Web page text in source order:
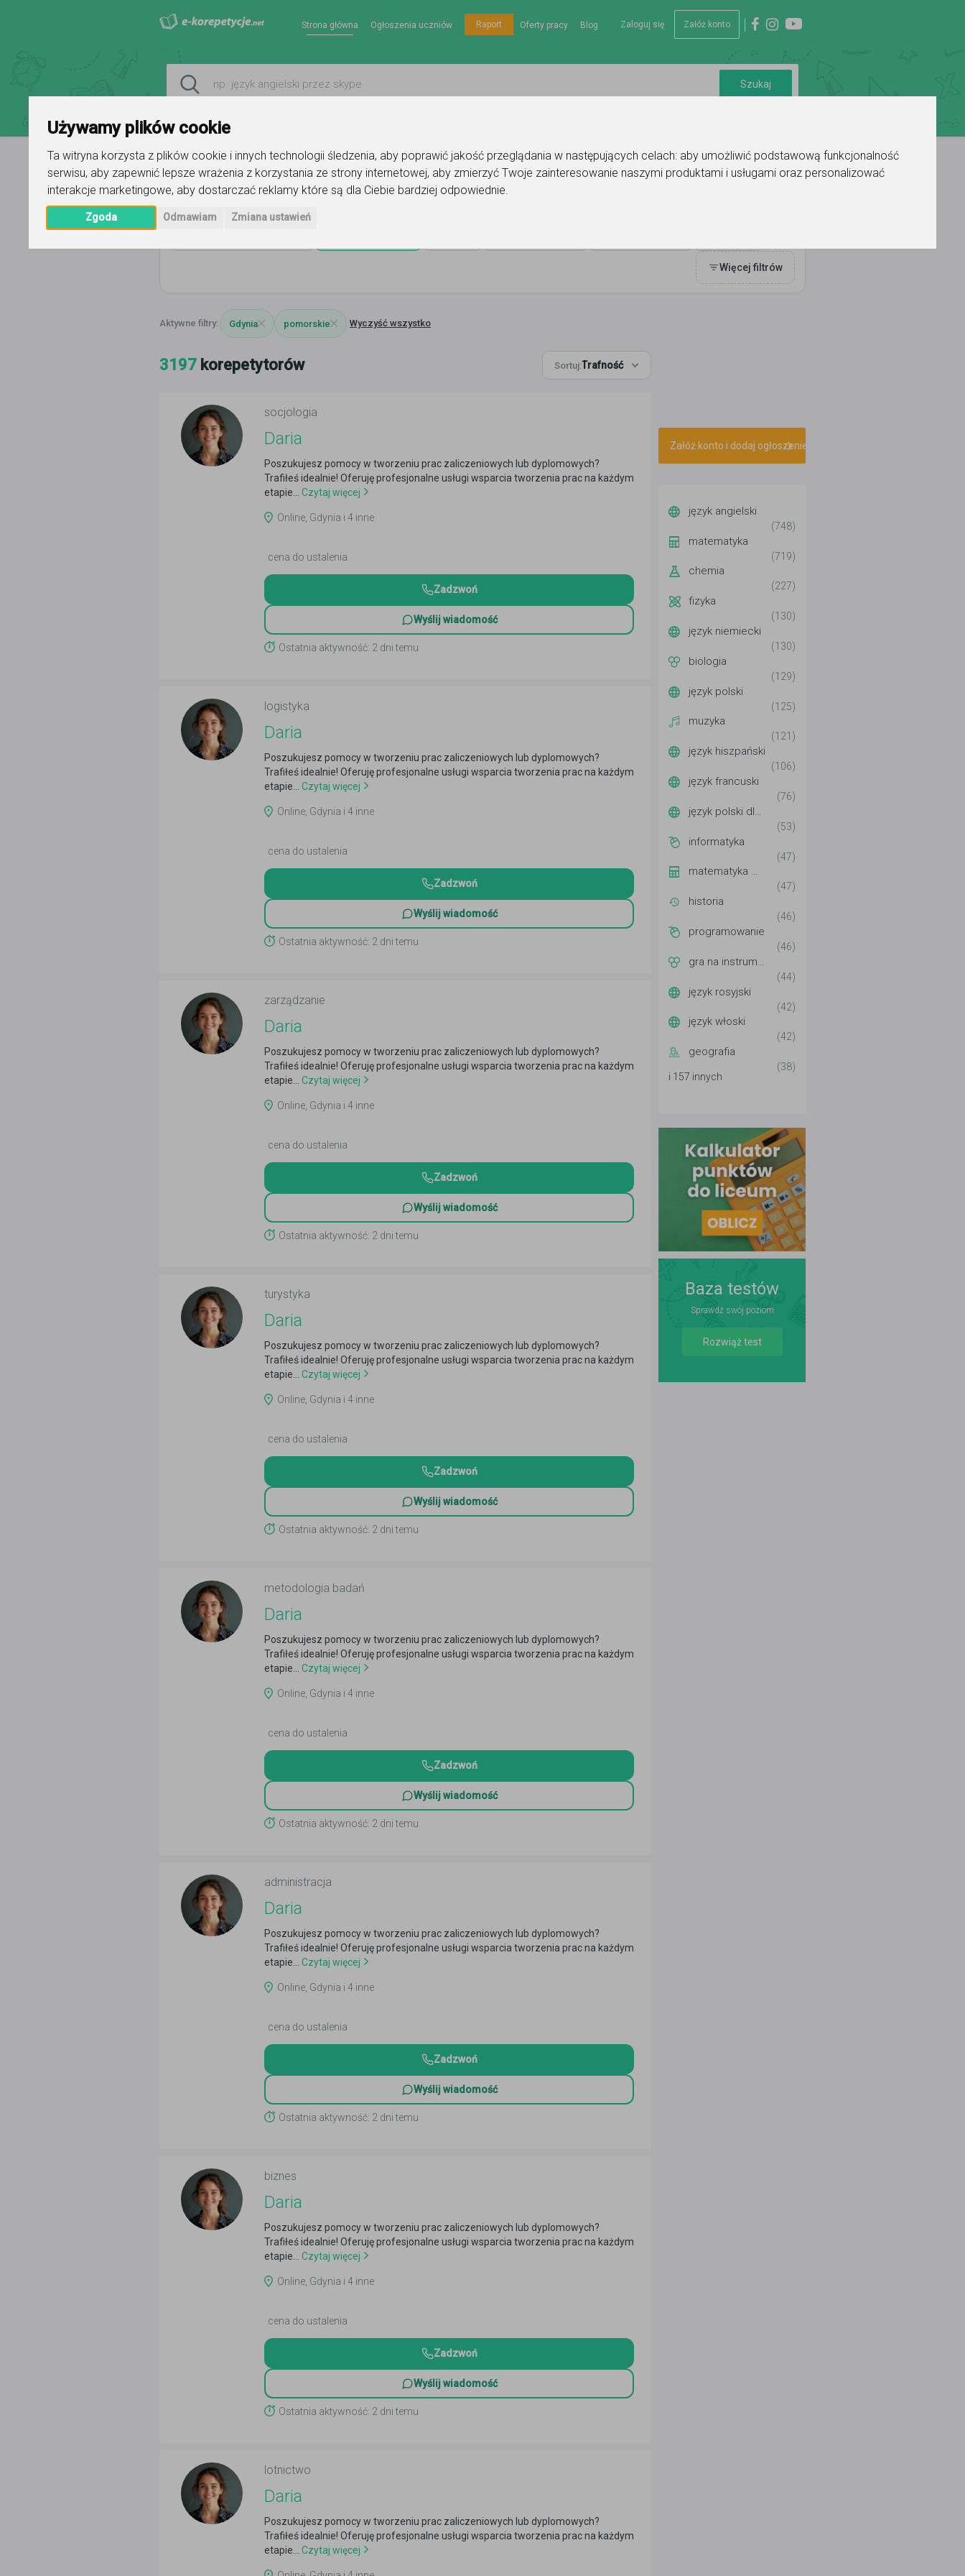
Używamy plików cookie
Ta witryna korzysta z plików cookie i innych technologii śledzenia, aby poprawić jakość przeglądania w następujących celach: aby umożliwić podstawową funkcjonalność
serwisu, aby zapewnić lepsze wrażenia z korzystania ze strony internetowej, aby zmierzyć Twoje zainteresowanie naszymi produktami i usługami oraz personalizować
interakcje marketingowe, aby dostarczać reklamy które są dla Ciebie bardziej odpowiednie.
Zgoda Odmawiam Zmiana ustawień
Zaloguj się Załóż konto
Strona główna Ogłoszenia uczniów Raport Oferty pracy Blog
Strona główna pomorskie Gdynia
Więcej filtrów
Gdynia pomorskie Wyczyść wszystko
3197 korepetytorów Sortuj:Trafność
socjologia
Daria
Poszukujesz pomocy w tworzeniu prac zaliczeniowych lub dyplomowych?
Trafiłeś idealnie! Oferuję profesjonalne usługi wsparcia tworzenia prac na każdym
etapie...
Czytaj więcej
Online, Gdynia i 4 inne
cena do ustalenia
Zadzwoń
Wyślij wiadomość
Ostatnia aktywność: 2 dni temu
logistyka
Daria
Poszukujesz pomocy w tworzeniu prac zaliczeniowych lub dyplomowych?
Trafiłeś idealnie! Oferuję profesjonalne usługi wsparcia tworzenia prac na każdym
etapie...
Czytaj więcej
Online, Gdynia i 4 inne
cena do ustalenia
Zadzwoń
Wyślij wiadomość
Ostatnia aktywność: 2 dni temu
zarządzanie
Daria
Poszukujesz pomocy w tworzeniu prac zaliczeniowych lub dyplomowych?
Trafiłeś idealnie! Oferuję profesjonalne usługi wsparcia tworzenia prac na każdym
etapie...
Czytaj więcej
Online, Gdynia i 4 inne
cena do ustalenia
Zadzwoń
Wyślij wiadomość
Ostatnia aktywność: 2 dni temu
turystyka
Daria
Poszukujesz pomocy w tworzeniu prac zaliczeniowych lub dyplomowych?
Trafiłeś idealnie! Oferuję profesjonalne usługi wsparcia tworzenia prac na każdym
etapie...
Czytaj więcej
Online, Gdynia i 4 inne
cena do ustalenia
Zadzwoń
Wyślij wiadomość
Ostatnia aktywność: 2 dni temu
metodologia badań
Daria
Poszukujesz pomocy w tworzeniu prac zaliczeniowych lub dyplomowych?
Trafiłeś idealnie! Oferuję profesjonalne usługi wsparcia tworzenia prac na każdym
etapie...
Czytaj więcej
Online, Gdynia i 4 inne
cena do ustalenia
Zadzwoń
Wyślij wiadomość
Ostatnia aktywność: 2 dni temu
administracja
Daria
Poszukujesz pomocy w tworzeniu prac zaliczeniowych lub dyplomowych?
Trafiłeś idealnie! Oferuję profesjonalne usługi wsparcia tworzenia prac na każdym
etapie...
Czytaj więcej
Online, Gdynia i 4 inne
cena do ustalenia
Zadzwoń
Wyślij wiadomość
Ostatnia aktywność: 2 dni temu
biznes
Daria
Poszukujesz pomocy w tworzeniu prac zaliczeniowych lub dyplomowych?
Trafiłeś idealnie! Oferuję profesjonalne usługi wsparcia tworzenia prac na każdym
etapie...
Czytaj więcej
Online, Gdynia i 4 inne
cena do ustalenia
Zadzwoń
Wyślij wiadomość
Ostatnia aktywność: 2 dni temu
lotnictwo
Daria
Poszukujesz pomocy w tworzeniu prac zaliczeniowych lub dyplomowych?
Trafiłeś idealnie! Oferuję profesjonalne usługi wsparcia tworzenia prac na każdym
etapie...
Czytaj więcej
Załóż konto i dodaj ogłoszenie
język angielski
(748)
matematyka
(719)
chemia
(227)
fizyka
(130)
język niemiecki
(130)
biologia
(129)
język polski
(125)
muzyka
(121)
język hiszpański
(106)
język francuski
(76)
język polski dla cudzoziemców
(53)
informatyka
(47)
matematyka wyższa
(47)
historia
(46)
programowanie
(46)
gra na instrumentach
(44)
język rosyjski
(42)
język włoski
(42)
geografia
(38)
i 157 innych
Baza testów
Sprawdź swój poziom
Rozwiąż test